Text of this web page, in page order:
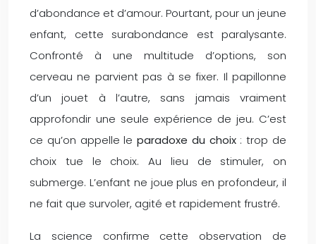
d’abondance et d’amour. Pourtant, pour un jeune
enfant, cette surabondance est paralysante.
Confronté à une multitude d’options, son
cerveau ne parvient pas à se fixer. Il papillonne
d’un jouet à l’autre, sans jamais vraiment
approfondir une seule expérience de jeu. C’est
ce qu’on appelle leparadoxe du choix: trop de
choix tue le choix. Au lieu de stimuler, on
submerge. L’enfant ne joue plus en profondeur, il
ne fait que survoler, agité et rapidement frustré.
La science confirme cette observation de